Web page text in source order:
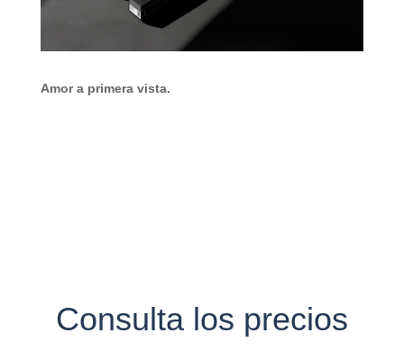
Amor a primera vista.
Consulta los precios